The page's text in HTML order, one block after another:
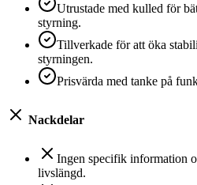
Utrustade med kulled för
styrning.
Tillverkade för att öka
styrningen.
Prisvärda med tanke på
Nackdelar
Ingen specifik information
livslängd.